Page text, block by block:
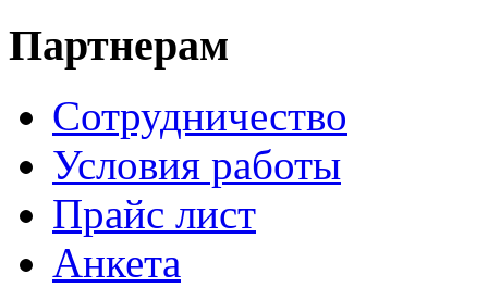
Партнерам
Сотрудничество
Условия работы
Прайс лист
Анкета